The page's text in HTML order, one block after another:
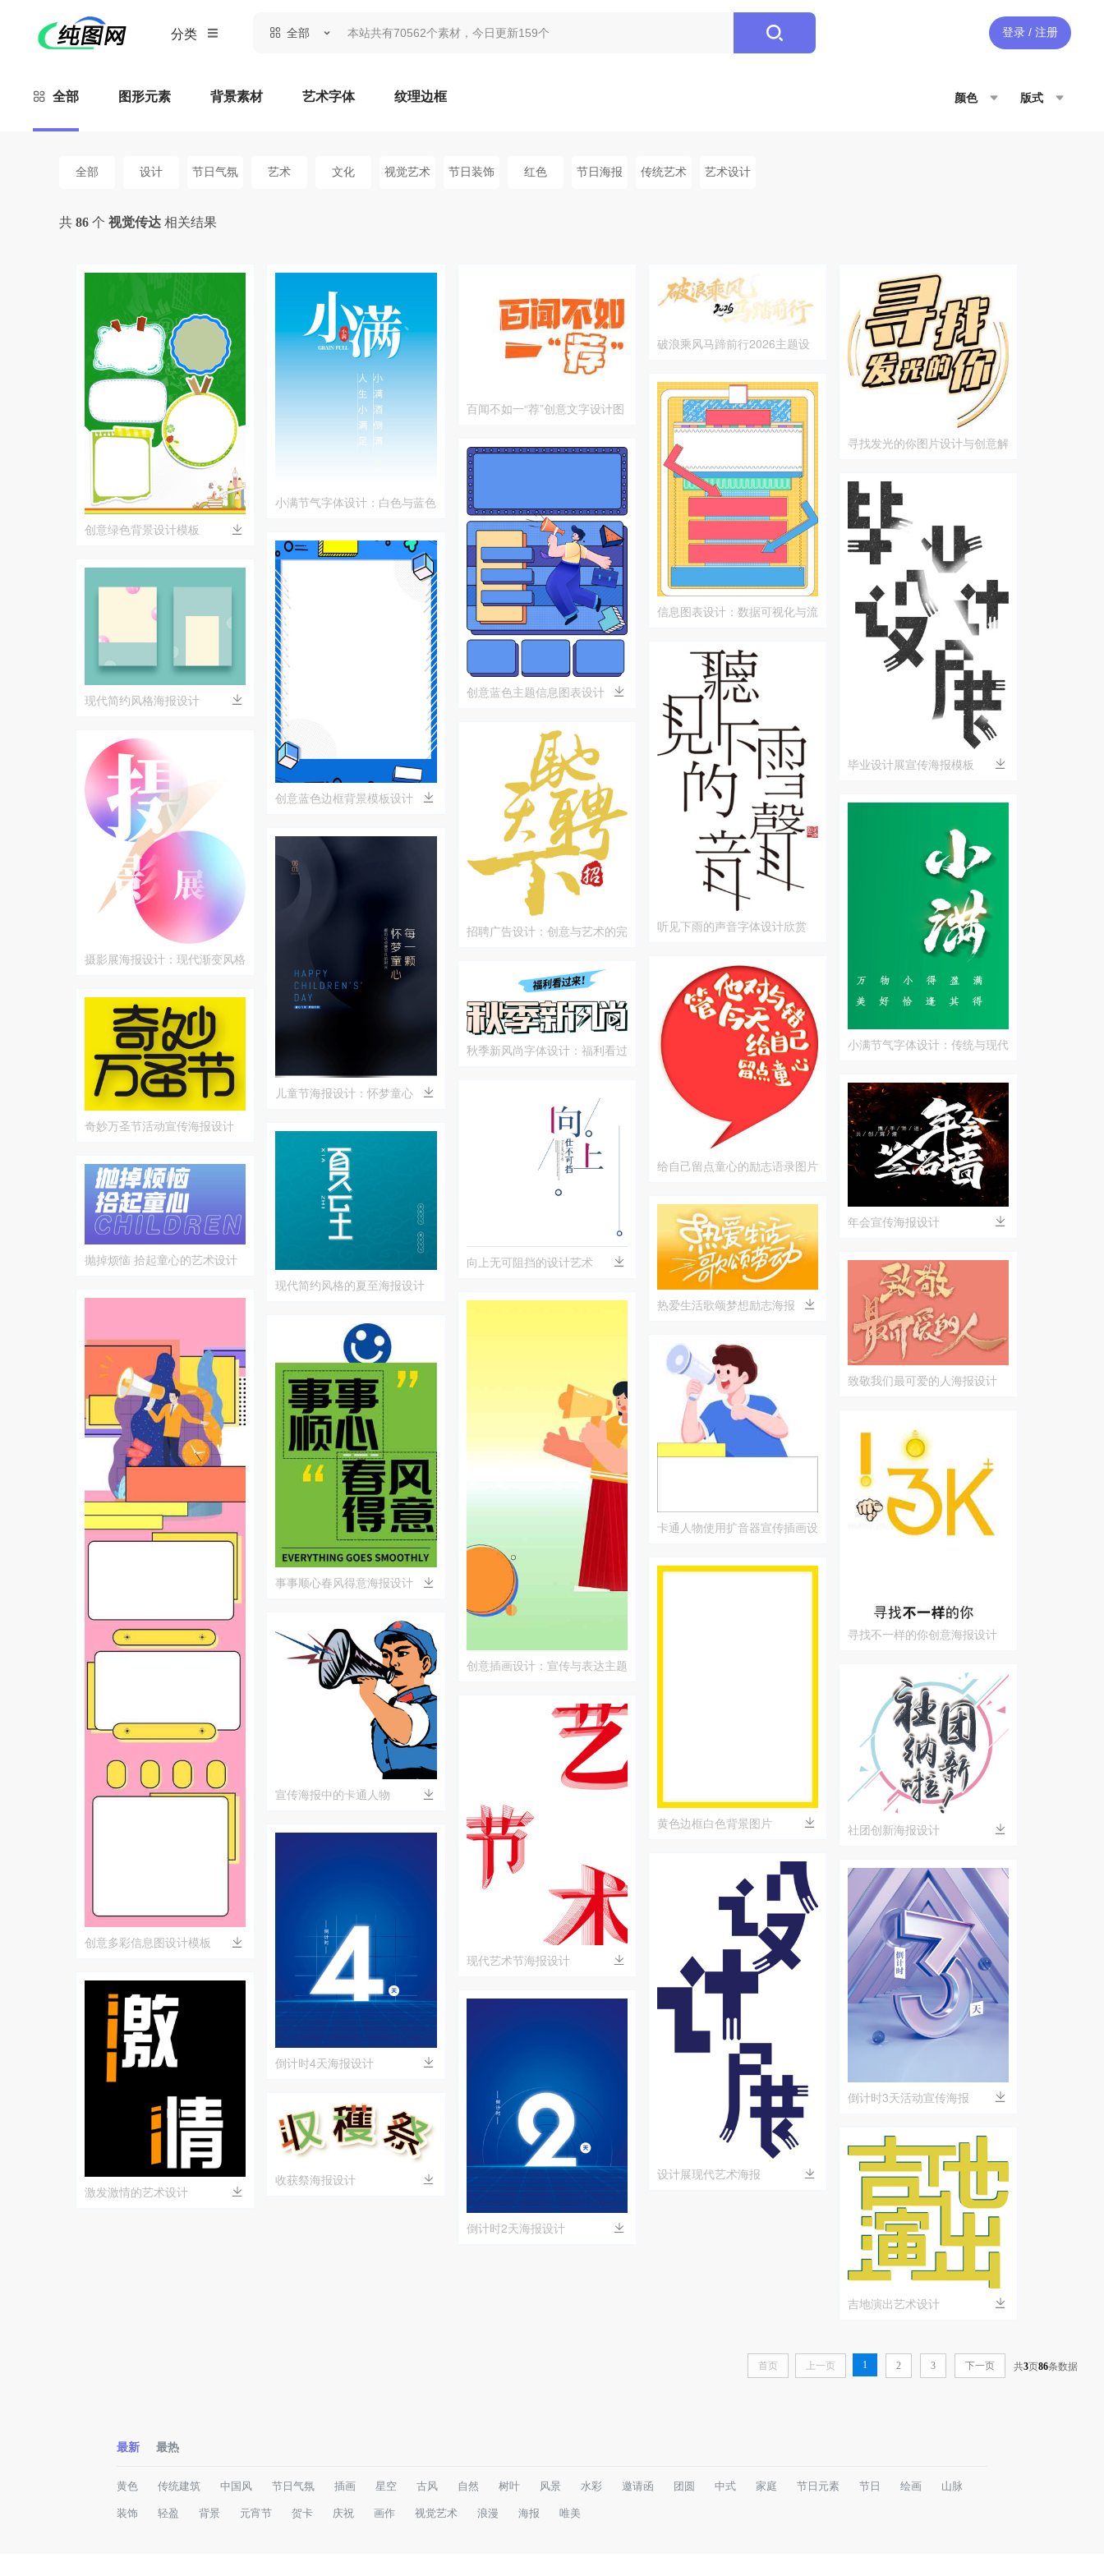
分类 全部 登录 / 注册
全部 图形元素 背景素材 艺术字体 纹理边框 颜色 版式
全部 设计 节日气氛 艺术 文化 视觉艺术 节日装饰 红色 节日海报 传统艺术 艺术设计
共 86 个 视觉传达 相关结果
创意绿色背景设计模板
现代简约风格海报设计
摄影展海报设计：现代渐变风格
奇妙万圣节活动宣传海报设计
抛掉烦恼 拾起童心的艺术设计
创意多彩信息图设计模板
激发激情的艺术设计
小满节气字体设计：白色与蓝色
创意蓝色边框背景模板设计
儿童节海报设计：怀梦童心
现代简约风格的夏至海报设计
事事顺心春风得意海报设计
宣传海报中的卡通人物
倒计时4天海报设计
收获祭海报设计
百闻不如一“荐”创意文字设计图
创意蓝色主题信息图表设计
招聘广告设计：创意与艺术的完
秋季新风尚字体设计：福利看过
向上无可阻挡的设计艺术
创意插画设计：宣传与表达主题
现代艺术节海报设计
倒计时2天海报设计
破浪乘风马蹄前行2026主题设
信息图表设计：数据可视化与流
听见下雨的声音字体设计欣赏
给自己留点童心的励志语录图片
热爱生活歌颂梦想励志海报
卡通人物使用扩音器宣传插画设
黄色边框白色背景图片
设计展现代艺术海报
寻找发光的你图片设计与创意解
毕业设计展宣传海报模板
小满节气字体设计：传统与现代
年会宣传海报设计
致敬我们最可爱的人海报设计
寻找不一样的你创意海报设计
社团创新海报设计
倒计时3天活动宣传海报
吉地演出艺术设计
首页 上一页 1 2 3 下一页 共3页86条数据
最新 最热
黄色 传统建筑 中国风 节日气氛 插画 星空 古风 自然 树叶 风景 水彩 邀请函 团圆 中式 家庭 节日元素 节日 绘画 山脉
装饰 轻盈 背景 元宵节 贺卡 庆祝 画作 视觉艺术 浪漫 海报 唯美